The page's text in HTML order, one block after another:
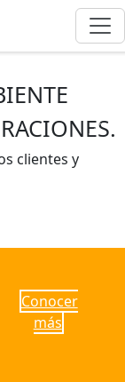
clientes y
Next
Conocer
más